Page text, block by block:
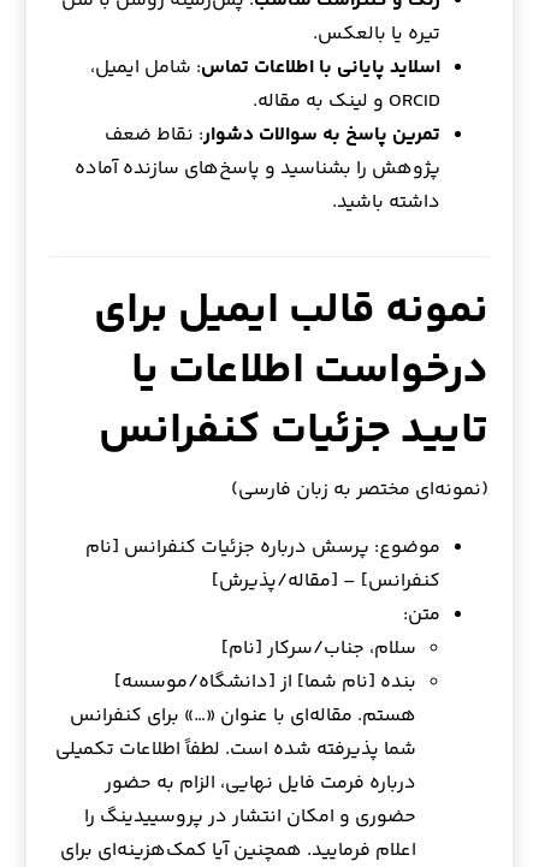
تیره یا بالعکس.
اسلاید پایانی با اطلاعات تماس: شامل ایمیل،
ORCID و لینک به مقاله.
تمرین پاسخ به سوالات دشوار: نقاط ضعف
پژوهش را بشناسید و پاسخ‌های سازنده آماده
داشته باشید.
نمونه قالب ایمیل برای
درخواست اطلاعات یا
تایید جزئیات کنفرانس
(نمونه‌ای مختصر به زبان فارسی)
موضوع: پرسش درباره جزئیات کنفرانس [نام
کنفرانس] – [مقاله/پذیرش]
متن:
سلام، جناب/سرکار [نام]
بنده [نام شما] از [دانشگاه/موسسه]
هستم. مقاله‌ای با عنوان «…» برای کنفرانس
شما پذیرفته شده است. لطفاً اطلاعات تکمیلی
درباره فرمت فایل نهایی، الزام به حضور
حضوری و امکان انتشار در پروسییدینگ را
اعلام فرمایید. همچنین آیا کمک‌هزینه‌ای برای